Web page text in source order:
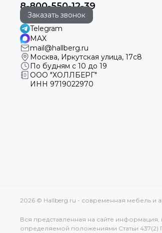
8-800-550-12-39
Заказать звонок
Telegram
MAX
mail@hallberg.ru
Москва, Иркутская улица, 17с8
По будням с 10 до 19
ООО "ХОЛЛБЕРГ"
ИНН 9719022970
2026 © Hallberg.ru - современная мебель и
Вся представленная на сайте
определяемой положениями Статьи 437(2)